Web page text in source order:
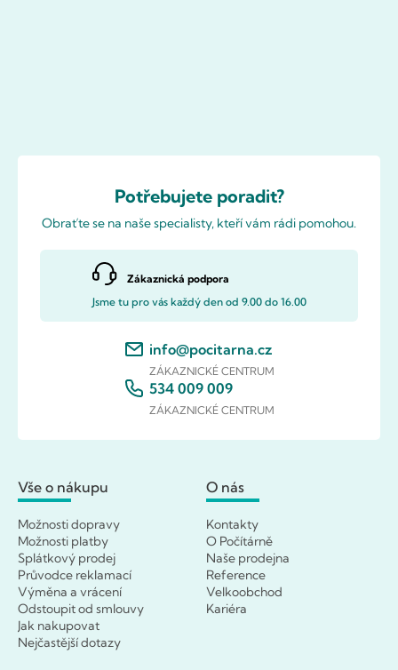
Potřebujete poradit?
Obraťte se na naše specialisty, kteří vám rádi pomohou.
Zákaznická podpora
Jsme tu pro vás každý den od 9.00 do 16.00
info@pocitarna.cz
ZÁKAZNICKÉ CENTRUM
534 009 009
ZÁKAZNICKÉ CENTRUM
Vše o nákupu
Možnosti dopravy
Možnosti platby
Splátkový prodej
Průvodce reklamací
Výměna a vrácení
Odstoupit od smlouvy
Jak nakupovat
Nejčastější dotazy
O nás
Kontakty
O Počítárně
Naše prodejna
Reference
Velkoobchod
Kariéra